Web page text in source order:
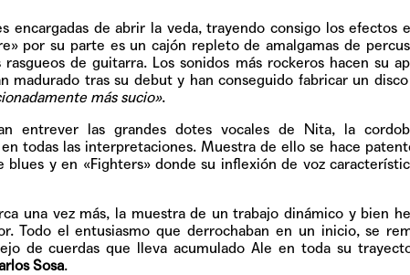
encargadas de abrir la veda, trayendo consigo los efectos
por su parte es un cajón repleto de amalgamas de
de guitarra. Los sonidos más rockeros hacen su
madurado tras su debut y han conseguido fabricar un
más sucio».
entrever las grandes dotes vocales de Nita, la
todas las interpretaciones. Muestra de ello se hace
blues y en «Fighters» donde su inflexión de voz
una vez más, la muestra de un trabajo dinámico y bien
Todo el entusiasmo que derrochaban en un inicio, se
de cuerdas que lleva acumulado Ale en toda su
Sosa.